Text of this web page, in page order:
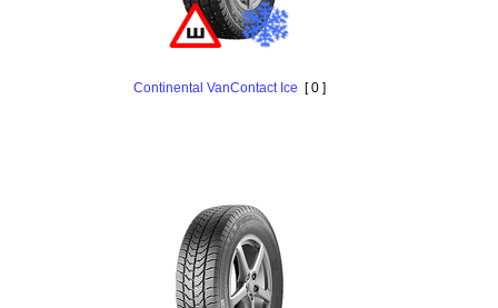
Continental VanContact Ice [ 0 ]